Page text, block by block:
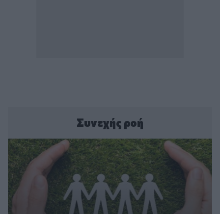
Συνεχής ροή